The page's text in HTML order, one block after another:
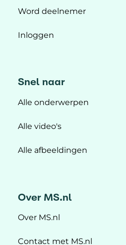
Word deelnemer
Inloggen
Snel naar
Alle onderwerpen
Alle video's
Alle afbeeldingen
Over MS.nl
Over MS.nl
Contact met MS.nl